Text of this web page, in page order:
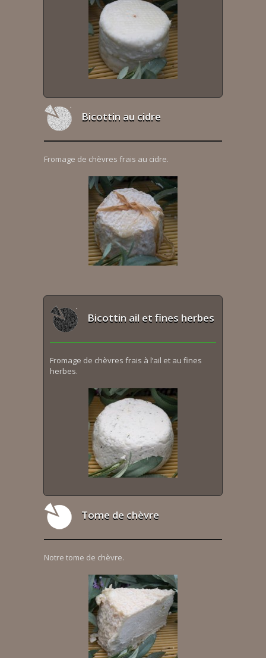
Bicottin au cidre
Fromage de chèvres frais au cidre.
Bicottin ail et fines herbes
Fromage de chèvres frais à l’ail et au fines
herbes.
Tome de chèvre
Notre tome de chèvre.